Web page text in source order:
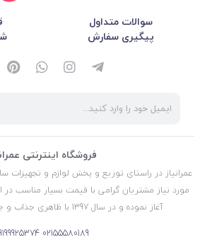
سوالات متداول
پیگیری سفارش
فروشگاه اینترنتی
عمرانیاز در راستای توزیع و پخش لوازم و تجهیزات
آغاز نموده و در سال 1397 با ظاهری جذاب و جدید ف
02155580189